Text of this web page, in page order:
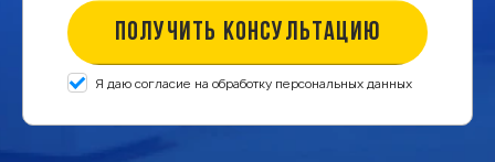
ПОЛУЧИТЬ КОНСУЛЬТАЦИЮ
Я даю согласие на обработку персональных данных